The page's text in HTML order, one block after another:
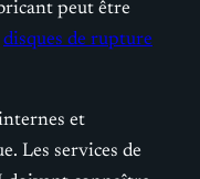
peut être
disques de rupture
et
Les services de